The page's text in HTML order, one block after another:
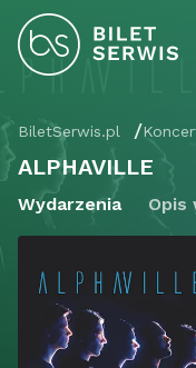
BiletSerwis.pl
ALPHAVILLE
Wydarzenia Opis